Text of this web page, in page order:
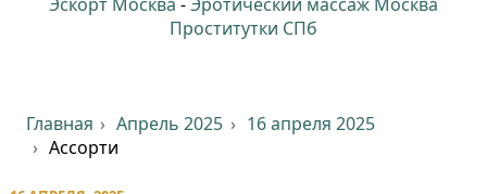
Проститутки СПб
Главная Апрель 2025
16 апреля 2025
Ассорти